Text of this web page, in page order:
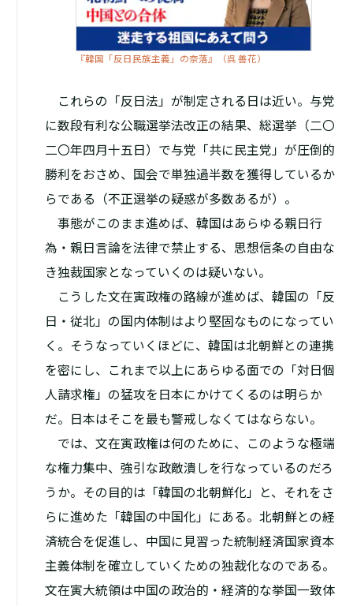
『韓国「反日民族主義」の奈落』（呉 善花）
これらの「反日法」が制定される日は近い。与党
に数段有利な公職選挙法改正の結果、総選挙（二〇
二〇年四月十五日）で与党「共に民主党」が圧倒的
勝利をおさめ、国会で単独過半数を獲得しているか
らである（不正選挙の疑惑が多数あるが）。
事態がこのまま進めば、韓国はあらゆる親日行
為・親日言論を法律で禁止する、思想信条の自由な
き独裁国家となっていくのは疑いない。
こうした文在寅政権の路線が進めば、韓国の「反
日・従北」の国内体制はより堅固なものになってい
く。そうなっていくほどに、韓国は北朝鮮との連携
を密にし、これまで以上にあらゆる面での「対日個
人請求権」の猛攻を日本にかけてくるのは明らか
だ。日本はそこを最も警戒しなくてはならない。
では、文在寅政権は何のために、このような極端
な権力集中、強引な政敵潰しを行なっているのだろ
うか。その目的は「韓国の北朝鮮化」と、それをさ
らに進めた「韓国の中国化」にある。北朝鮮との経
済統合を促進し、中国に見習った統制経済――国家資本
主義体制を確立していくための独裁化なのである。
文在寅大統領は中国の政治的・経済的な挙国一致体